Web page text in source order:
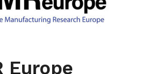
Europe